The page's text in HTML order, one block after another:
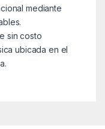
mediante
sin costo
ubicada en el